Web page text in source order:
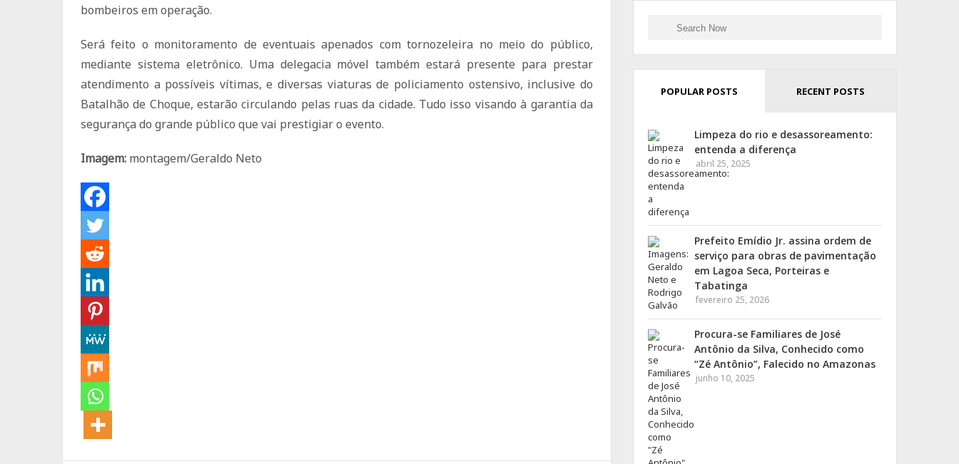
bombeiros em operação.
Será feito o monitoramento de eventuais apenados com tornozeleira no meio do público,
mediante sistema eletrônico. Uma delegacia móvel também estará presente para prestar
atendimento a possíveis vítimas, e diversas viaturas de policiamento ostensivo, inclusive do
Batalhão de Choque, estarão circulando pelas ruas da cidade. Tudo isso visando à garantia da
segurança do grande público que vai prestigiar o evento.
Imagem: montagem/Geraldo Neto
Search
POPULAR POSTS RECENT POSTS
Limpeza do rio e desassoreamento:
entenda a diferença
abril 25, 2025
Prefeito Emídio Jr. assina ordem de
serviço para obras de pavimentação
em Lagoa Seca, Porteiras e
Tabatinga
fevereiro 25, 2026
Procura-se Familiares de José
Antônio da Silva, Conhecido como
“Zé Antônio”, Falecido no Amazonas
junho 10, 2025